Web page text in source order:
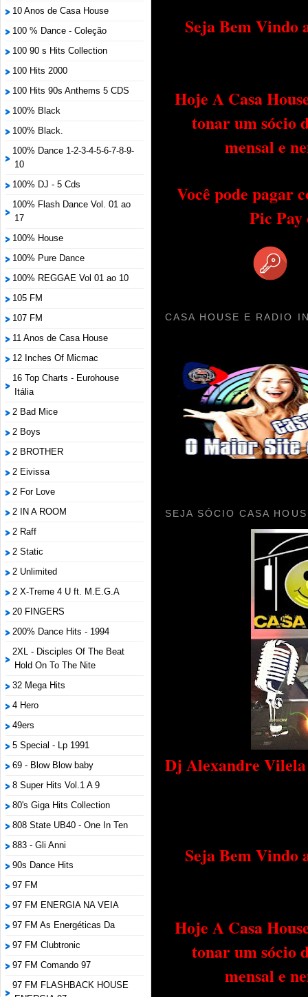
10 Anos de Casa House
100 % Dance - Coleção
100 90 s Hits Collection
100 Hits 2000
100 Hits 90s Anthems 5 CDS
100% Black
100% Black.
100% Dance 1-2-3-4-5-6-7-8-9-
10
100% DJ - 5 Cds
100% Flash Dance Vol. 01 ao
17
100% House
100% Pure Dance
100% REGGAE Vol 01 ao 10
105 FM
107 FM
11 Anos de Casa House
12 Inches Of Micmac
16 Top Charts - Eurohouse
Itália
2 Bad Mice
2 Boys
2 BROTHER
2 Eivissa
2 For Love
2 IN A ROOM
2 Raff
2 Static
2 Unlimited
2 X-Treme 4 U ft. M.E.G.A
20 FINGERS
200% Dance Hits - 1994
2XL - Disciples Of The Beat
Hold On To The Nite
32 Mega Hits
4 Hero
49ers
5 Special - Lp 1991
69 - Blow Blow baby
8 Super Hits Vol.1 A 9
80's Giga Hits Collection
808 State UB40 - One In Ten
883 - Gli Anni
90s Dance Hits
97 FM
97 FM ENERGIA NA VEIA
97 FM As Energéticas Da
97 FM Clubtronic
97 FM Comando 97
97 FM FLASHBACK HOUSE
Seja Bem Vindo
Hoje A Casa
tonar um sócio
mensal e
Você pode pagar
Pic
CASA HOUSE E RADIO
SEJA SÓCIO CASA
Dj Alexandre Vilela
Seja Bem Vindo
Hoje A Casa
tonar um sócio
mensal e